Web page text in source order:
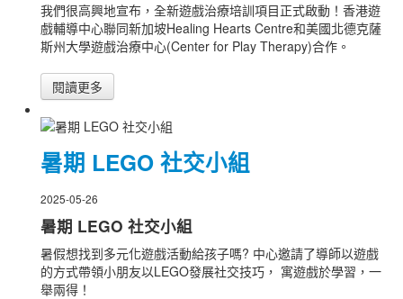
我們很高興地宣布，全新遊戲治療培訓項目正式啟動！香港遊
戲輔導中心聯同新加坡Healing Hearts Centre和美國北德克薩
斯州大學遊戲治療中心(Center for Play Therapy)合作。
閱讀更多
暑期 LEGO 社交小組
2025-05-26
暑期 LEGO 社交小組
暑假想找到多元化遊戲活動給孩子嗎? 中心邀請了導師以遊戲
的方式帶領小朋友以LEGO發展社交技巧， 寓遊戲於學習，一
舉兩得！